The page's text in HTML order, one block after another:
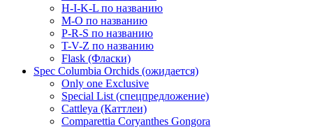
H-I-K-L по названию
M-O по названию
P-R-S по названию
T-V-Z по названию
Flask (Фласки)
Spec Columbia Orchids (ожидается)
Only one Exclusive
Special List (спецпредложение)
Cattleya (Каттлеи)
Comparettia Coryanthes Gongora